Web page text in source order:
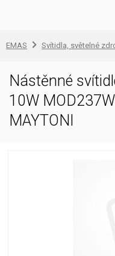
EMAS Svítidla, světelné
Nástěnné
10W
MAYTONI